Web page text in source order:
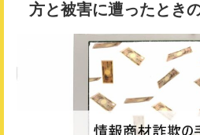
方と被害に遭ったとき